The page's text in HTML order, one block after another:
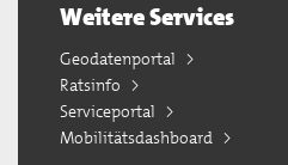
Weitere Services
Geodatenportal
Ratsinfo
Serviceportal
Mobilitätsdashboard